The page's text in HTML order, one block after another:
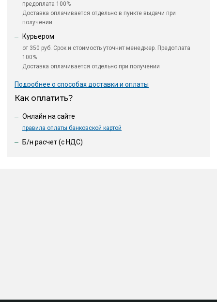
предоплата 100%
Доставка оплачивается отдельно в пункте выдачи при
получении
Курьером
от 350 руб. Срок и стоимость уточнит менеджер. Предоплата
100%
Доставка оплачивается отдельно при получении
Подробнее о способах доставки и оплаты
Как оплатить?
Онлайн на сайте
правила оплаты банковской картой
Б/н расчет (c НДС)